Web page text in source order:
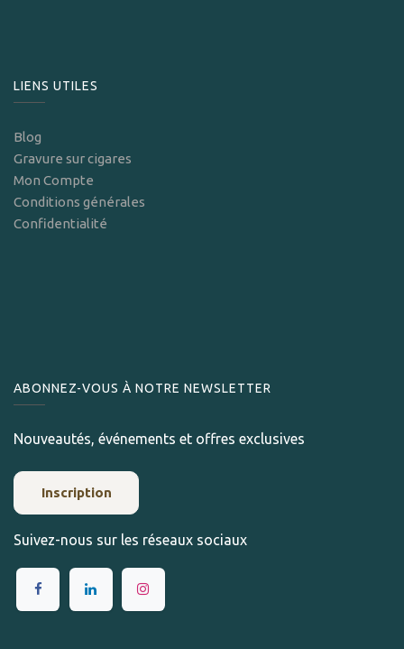
LIENS UTILES
Blog
Gravure sur cigares
Mon Compte
Conditions générales
Confidentialité
ABONNEZ-VOUS À NOTRE NEWSLETTER
Nouveautés, événements et offres exclusives
Inscription
Suivez-nous sur les réseaux sociaux